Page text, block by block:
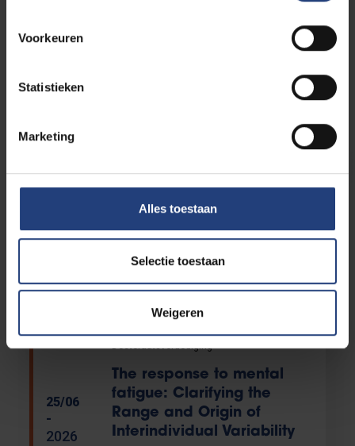
Voorkeuren
Statistieken
Marketing
Alles toestaan
Selectie toestaan
Weigeren
tot en
-
met
2026
Openlesdagen
Openlesdagen
tot 6 november)
25/06
-
2026
Doctoraatsverdediging EXPIRED
The response to mental
fatigue: Clarifying the
Range and Origin of
Interindividual Variability